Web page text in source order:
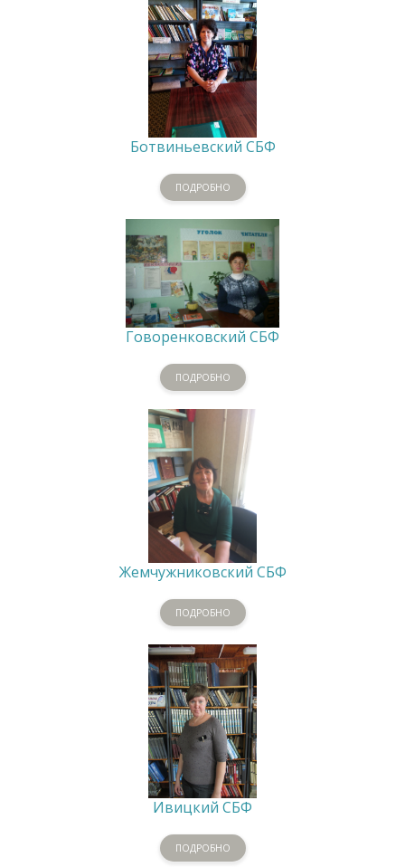
Ботвиньевский СБФ
ПОДРОБНО
Говоренковский СБФ
ПОДРОБНО
Жемчужниковский СБФ
ПОДРОБНО
Ивицкий СБФ
ПОДРОБНО